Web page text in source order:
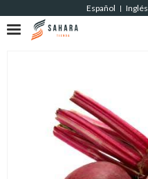
Español | Inglés